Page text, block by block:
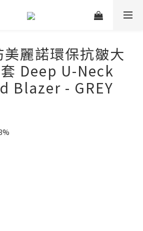
美麗諾環保抗皺大
Deep U-Neck
Blazer - GREY